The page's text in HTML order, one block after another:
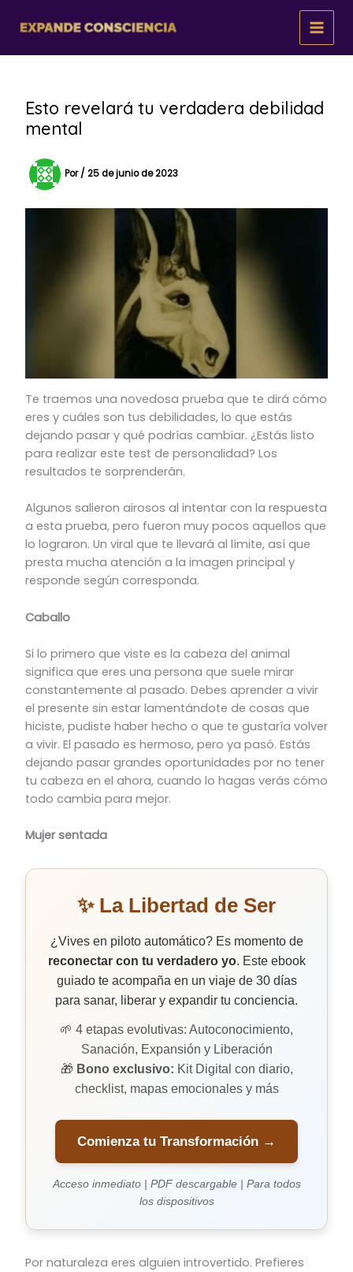
Esto revelará tu verdadera debilidad
mental
Por/ 25 de junio de 2023
Te traemos una novedosa prueba que te dirá cómo
eres y cuáles son tus debilidades, lo que estás
dejando pasar y qué podrías cambiar. ¿Estás listo
para realizar este test de personalidad? Los
resultados te sorprenderán.
Algunos salieron airosos al intentar con la respuesta
a esta prueba, pero fueron muy pocos aquellos que
lo lograron. Un viral que te llevará al límite, así que
presta mucha atención a la imagen principal y
responde según corresponda.
Caballo
Si lo primero que viste es la cabeza del animal
significa que eres una persona que suele mirar
constantemente al pasado. Debes aprender a vivir
el presente sin estar lamentándote de cosas que
hiciste, pudiste haber hecho o que te gustaría volver
a vivir. El pasado es hermoso, pero ya pasó. Estás
dejando pasar grandes oportunidades por no tener
tu cabeza en el ahora, cuando lo hagas verás cómo
todo cambia para mejor.
Mujer sentada
✨ La Libertad de Ser
¿Vives en piloto automático? Es momento de
reconectar con tu verdadero yo. Este ebook
guiado te acompaña en un viaje de 30 días
para sanar, liberar y expandir tu conciencia.
🌱 4 etapas evolutivas: Autoconocimiento,
Sanación, Expansión y Liberación
🎁 Bono exclusivo: Kit Digital con diario,
checklist, mapas emocionales y más
Comienza tu Transformación →
Acceso inmediato | PDF descargable | Para todos
los dispositivos
Por naturaleza eres alguien introvertido. Prefieres